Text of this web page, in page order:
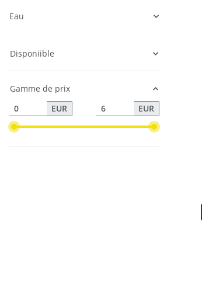
Eau
Disponiible
Gamme de prix
EUR
EUR